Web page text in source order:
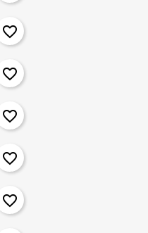
favorite_border
favorite_border
favorite_border
favorite_border
favorite_border